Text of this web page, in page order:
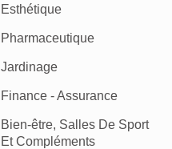
Esthétique
Pharmaceutique
Jardinage
Finance - Assurance
Bien-être, Salles De Sport
Et Compléments